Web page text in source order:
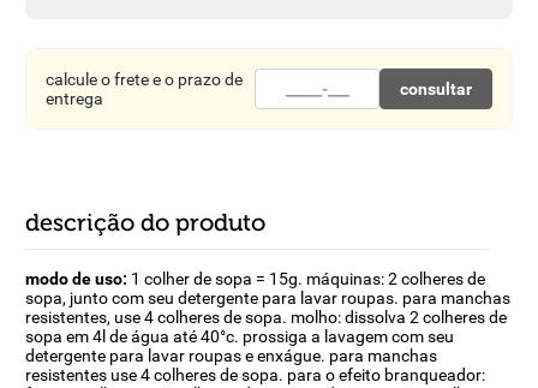
calcule o frete e o prazo de
entrega
consultar
descrição do produto
modo de uso: 1 colher de sopa = 15g. máquinas: 2 colheres de
sopa, junto com seu detergente para lavar roupas. para manchas
resistentes, use 4 colheres de sopa. molho: dissolva 2 colheres de
sopa em 4l de água até 40°c. prossiga a lavagem com seu
detergente para lavar roupas e enxágue. para manchas
resistentes use 4 colheres de sopa. para o efeito branqueador: